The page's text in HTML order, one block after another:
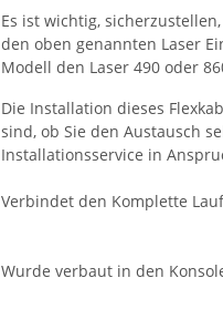
Es ist wichtig,
den oben genannten Laser
Modell den Laser 490 oder
Die Installation dieses
sind, ob Sie den Austausch
Installationsservice in
Verbindet den Komplette
Wurde verbaut in den